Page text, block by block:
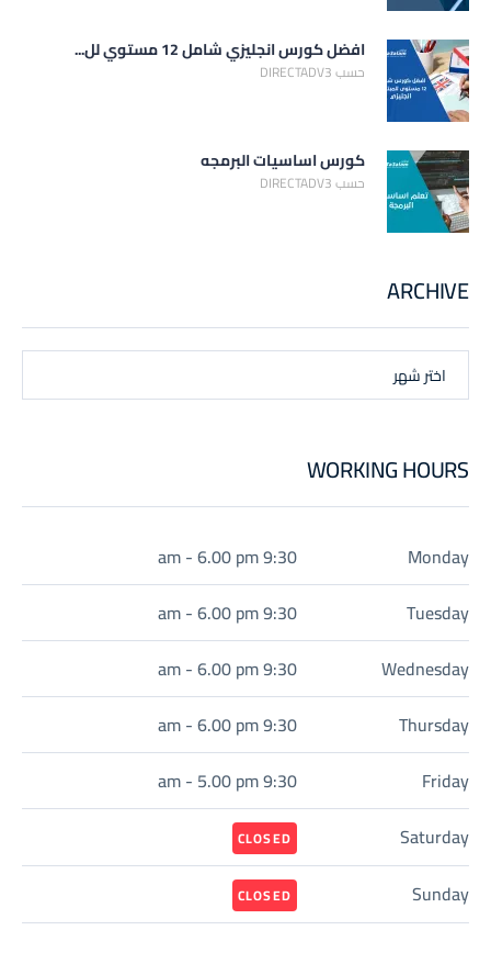
افضل كورس انجليزي شامل 12 مستوي لل...
حسب DIRECTADV3
كورس اساسيات البرمجه
حسب DIRECTADV3
ARCHIVE
اختر شهر
WORKING HOURS
Monday
9:30 am - 6.00 pm
Tuesday
9:30 am - 6.00 pm
Wednesday
9:30 am - 6.00 pm
Thursday
9:30 am - 6.00 pm
Friday
9:30 am - 5.00 pm
Saturday
CLOSED
Sunday
CLOSED